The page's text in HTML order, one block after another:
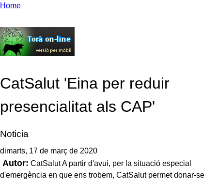
Home
CatSalut 'Eina per reduir
presencialitat als CAP'
Noticia
dimarts, 17 de març de 2020
Autor: CatSalut A partir d'avui, per la situació especial
d'emergència en que ens trobem, CatSalut permet donar-se